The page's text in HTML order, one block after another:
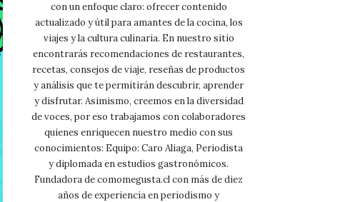
con un enfoque claro: ofrecer contenido
actualizado y útil para amantes de la cocina, los
viajes y la cultura culinaria. En nuestro sitio
encontrarás recomendaciones de restaurantes,
recetas, consejos de viaje, reseñas de productos
y análisis que te permitirán descubrir, aprender
y disfrutar. Asimismo, creemos en la diversidad
de voces, por eso trabajamos con colaboradores
quienes enriquecen nuestro medio con sus
conocimientos: Equipo: Caro Aliaga, Periodista
y diplomada en estudios gastronómicos.
Fundadora de comomegusta.cl con más de diez
años de experiencia en periodismo y